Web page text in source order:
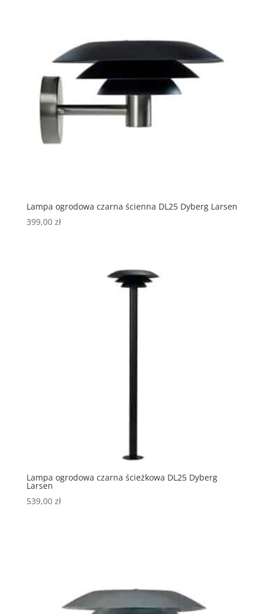
Lampa ogrodowa czarna ścienna DL25 Dyberg Larsen
399,00 zł
Lampa ogrodowa czarna ścieżkowa DL25 Dyberg
Larsen
539,00 zł